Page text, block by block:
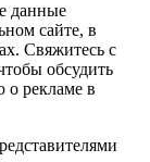
данные
сайте, в
Свяжитесь с
обсудить
о рекламе в